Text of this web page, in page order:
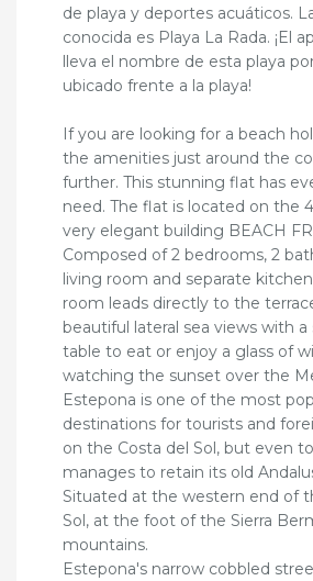
de playa y deportes acuáticos.
conocida es Playa La Rada. ¡El
lleva el nombre de esta playa
ubicado frente a la playa!
If you are looking for a beach
the amenities just around the
further. This stunning flat has
need. The flat is located on the
very elegant building BEACH
Composed of 2 bedrooms, 2
living room and separate
room leads directly to the
beautiful lateral sea views with a
table to eat or enjoy a glass of
watching the sunset over the
Estepona is one of the most
destinations for tourists and
on the Costa del Sol, but even
manages to retain its old
Situated at the western end of
Sol, at the foot of the Sierra
mountains.
Estepona's narrow cobbled